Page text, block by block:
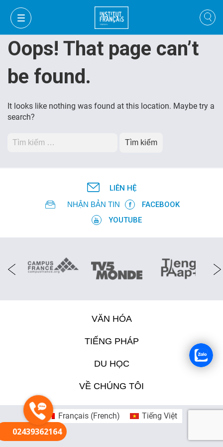
ĐĂNG NHẬP
Oops! That page can’t
be found.
It looks like nothing was found at this location. Maybe try a
search?
Tìm
LIÊN HỆ
NHẬN BẢN TIN
FACEBOOK
YOUTUBE
VĂN HÓA
TIẾNG PHÁP
DU HỌC
VỀ CHÚNG TÔI
Français(French) Tiếng Việt
02439362164